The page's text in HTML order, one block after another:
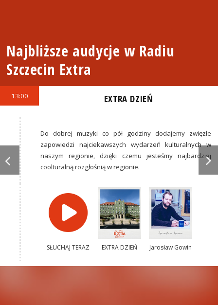
Najbliższe audycje w Radiu
Szczecin Extra
13:00 EXTRA DZIEŃ
Do dobrej muzyki co pół godziny dodajemy zwięzłe
zapowiedzi najciekawszych wydarzeń kulturalnych w
naszym regionie, dzięki czemu jesteśmy najbardziej
coolturalną rozgłośnią w regionie.
SŁUCHAJ TERAZ EXTRA DZIEŃ Jarosław Gowin